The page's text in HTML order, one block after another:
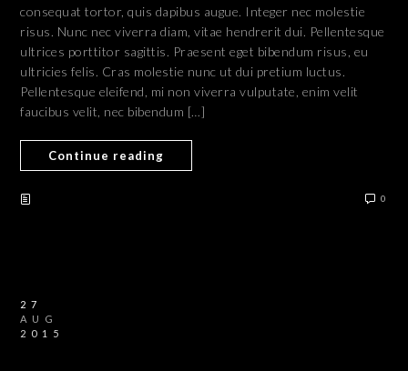
consequat tortor, quis dapibus augue. Integer nec molestie
risus. Nunc nec viverra diam, vitae hendrerit dui. Pellentesque
ultrices porttitor sagittis. Praesent eget bibendum risus, eu
ultricies felis. Cras molestie nunc ut dui pretium luctus.
Pellentesque eleifend, mi non viverra vulputate, enim velit
faucibus velit, nec bibendum […]
Continue reading
0
27
AUG
2015